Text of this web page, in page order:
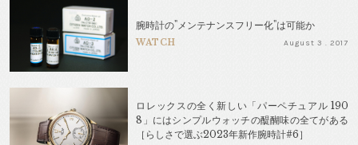
腕時計の"メンテナンスフリー化"は可能か
WATCH August 3 . 2017
ロレックスの全く新しい「パーペチュアル 190
8」にはシンプルウォッチの醍醐味の全てがある
［らしさで選ぶ2023年新作腕時計#6］